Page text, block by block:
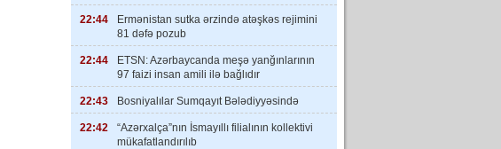
22:44
Ermənistan sutka ərzində atəşkəs rejimini
81 dəfə pozub
22:44
ETSN: Azərbaycanda meşə yanğınlarının
97 faizi insan amili ilə bağlıdır
22:43 Bosniyalılar Sumqayıt Bələdiyyəsində
22:42
“Azərxalça”nın İsmayıllı filialının kollektivi
mükafatlandırılıb